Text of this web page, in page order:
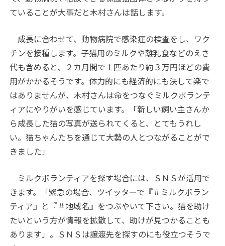
ていることが大事だと木村さんは話します。
成長に合わせて、動物病院で感染症の検査をし、ワク
チンを接種します。子猫用のミルクや離乳食などのえさ
代も含めると、２カ月間で１匹あたり約３万円ほどの費
用がかかるそうです。体力的にも経済的にも決して楽で
はありませんが、木村さんは命をつなぐミルクボランテ
ィアにやりがいを感じています。「新しい飼い主さんか
ら成長した猫の写真が送られてくると、とてもうれし
い。猫ちゃんたちを通じて大勢の人とつながることがで
きました」
ミルクボランティアを探す場合には、ＳＮＳが活用で
きます。「緊急の場合、ツイッターで『＃ミルクボラン
ティア』と『＃地域名』をつぶやいて下さい。猫を助け
たいという方が情報を拡散して、助けが見つかることも
あります」。ＳＮＳは譲渡先を探すのにも役立つそうで